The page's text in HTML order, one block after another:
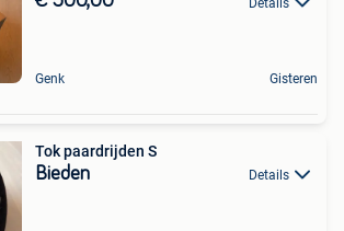
Genk Gisteren
Tok paardrijden S
Bieden Details